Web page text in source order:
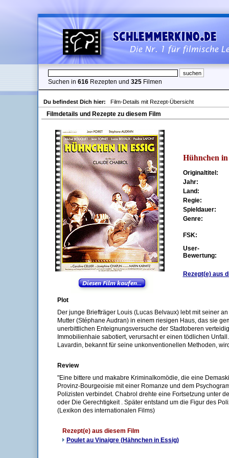
Suchen in 616 Rezepten und 325 Filmen
Du befindest Dich hier: Film-Details mit Rezept-Übersicht
Filmdetails und Rezepte zu diesem Film
Hühnchen in
Originaltitel:
Jahr:
Land:
Regie:
Spieldauer:
Genre:
FSK:
User-
Bewertung:
Rezept(e) aus
Plot
Der junge Briefträger Louis (Lucas Belvaux) lebt mit seiner
Mutter (Stéphane Audran) in einem riesigen Haus, das sie
unerbittlichen Enteignungsversuche der Stadtoberen
Immobilienhaie sabotiert, verursacht er einen tödlichen
Lavardin, bekannt für seine unkonventionellen Methoden,
Review
"Eine bittere und makabre Kriminalkomödie, die eine
Provinz-Bourgeoisie mit einer Romanze und dem
Polizisten verbindet. Chabrol drehte eine Fortsetzung unter
oder Die Gerechtigkeit . Später entstand um die Figur des
(Lexikon des internationalen Films)
Rezept(e) aus diesem Film
Poulet au Vinaigre (Hähnchen in Essig)